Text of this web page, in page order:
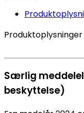
Produktoplysninger
Særlig
beskyttelse)